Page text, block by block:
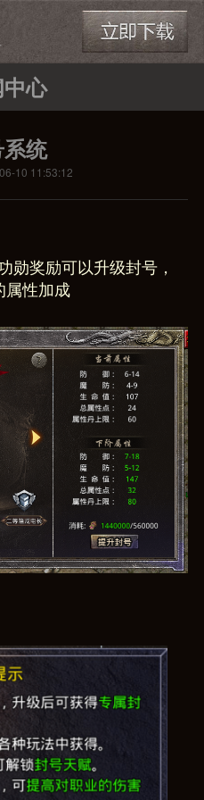
心
统
10 11:53:12
勋奖励可以升级封号，
属性加成